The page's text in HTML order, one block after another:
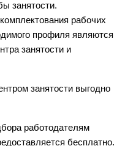
занятости.
рабочих
профиля являются
занятости и
занятости выгодно
работодателям
бесплатно.